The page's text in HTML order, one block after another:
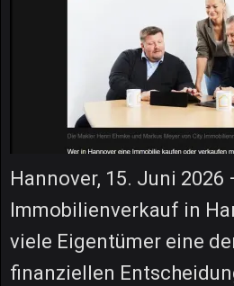
Hannover, 15. Juni 2026
Immobilienverkauf in
viele Eigentümer eine
finanziellen